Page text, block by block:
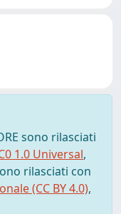
sono rilasciati
1.0 Universal,
rilasciati con
(CC BY 4.0),